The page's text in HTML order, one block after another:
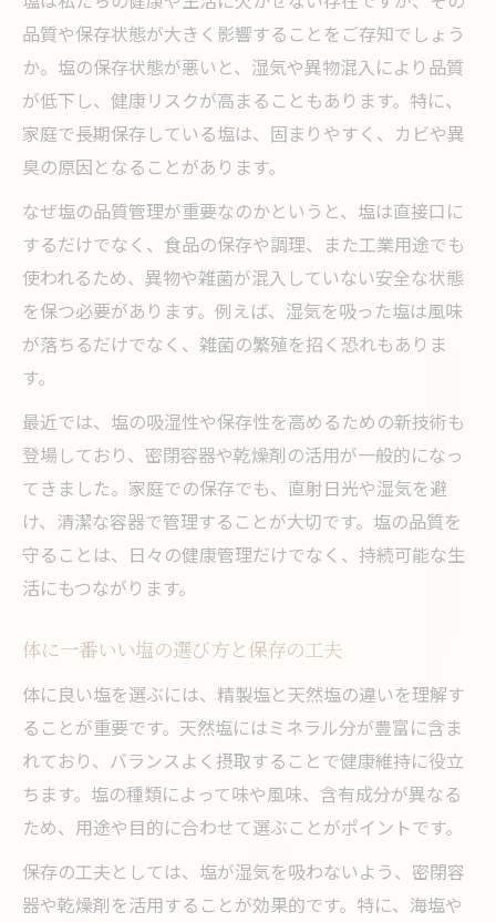
品質や保存状態が大きく影響することをご存知でしょう
か。塩の保存状態が悪いと、湿気や異物混入により品質
が低下し、健康リスクが高まることもあります。特に、
家庭で長期保存している塩は、固まりやすく、カビや異
臭の原因となることがあります。
なぜ塩の品質管理が重要なのかというと、塩は直接口に
するだけでなく、食品の保存や調理、また工業用途でも
使われるため、異物や雑菌が混入していない安全な状態
を保つ必要があります。例えば、湿気を吸った塩は風味
が落ちるだけでなく、雑菌の繁殖を招く恐れもありま
す。
最近では、塩の吸湿性や保存性を高めるための新技術も
登場しており、密閉容器や乾燥剤の活用が一般的になっ
てきました。家庭での保存でも、直射日光や湿気を避
け、清潔な容器で管理することが大切です。塩の品質を
守ることは、日々の健康管理だけでなく、持続可能な生
活にもつながります。
体に一番いい塩の選び方と保存の工夫
体に良い塩を選ぶには、精製塩と天然塩の違いを理解す
ることが重要です。天然塩にはミネラル分が豊富に含ま
れており、バランスよく摂取することで健康維持に役立
ちます。塩の種類によって味や風味、含有成分が異なる
ため、用途や目的に合わせて選ぶことがポイントです。
保存の工夫としては、塩が湿気を吸わないよう、密閉容
器や乾燥剤を活用することが効果的です。特に、海塩や